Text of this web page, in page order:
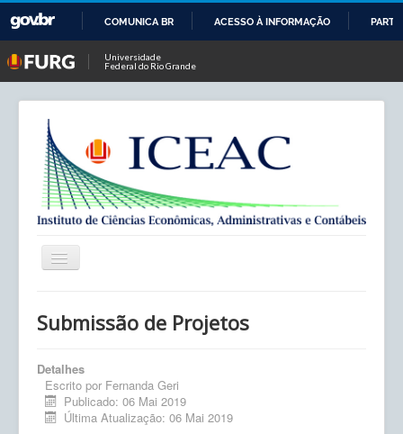
O
CONTEÚDO
COMUNICA BR ACESSO À INFORMAÇÃO
Universidade
Federal do Rio Grande
Alternar
Navegação
Contato
Ensino
Submissão de Projetos
Detalhes
Escrito por Fernanda Geri
Publicado: 06 Mai 2019
Última Atualização: 06 Mai 2019